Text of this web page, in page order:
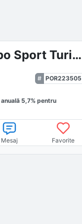
Porsche Taycan Turbo Sport Turismo
POR223505
anuală 5,7% pentru
Mesaj Favorite